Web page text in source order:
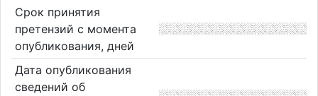
Срок принятия
претензий с момента
опубликования, дней
Дата опубликования
сведений об